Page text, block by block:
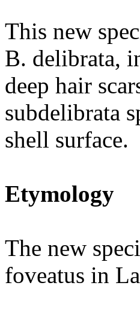
This new
B. delibrata,
deep hair
subdelibrata
shell surface.
Etymology
The new
foveatus in